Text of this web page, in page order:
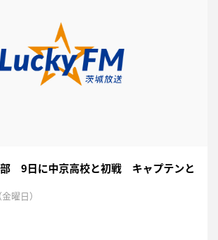
部 9日に中京高校と初戦 キャプテンと
曜日）